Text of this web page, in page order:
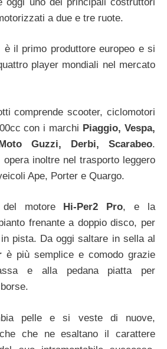
a due e tre ruote.
è il primo produttore europeo e si
player mondiali nel mercato
comprende scooter, ciclomotori
con i marchi Piaggio, Vespa,
Guzzi, Derbi, Scarabeo.
inoltre nel trasporto leggero
Ape, Porter e Quargo.
motore Hi-Per2 Pro, e la
frenante a doppio disco, per
pista. Da oggi saltare in sella al
è più semplice e comodo grazie
e alla pedana piatta per
pelle e si veste di nuove,
che ne esaltano il carattere